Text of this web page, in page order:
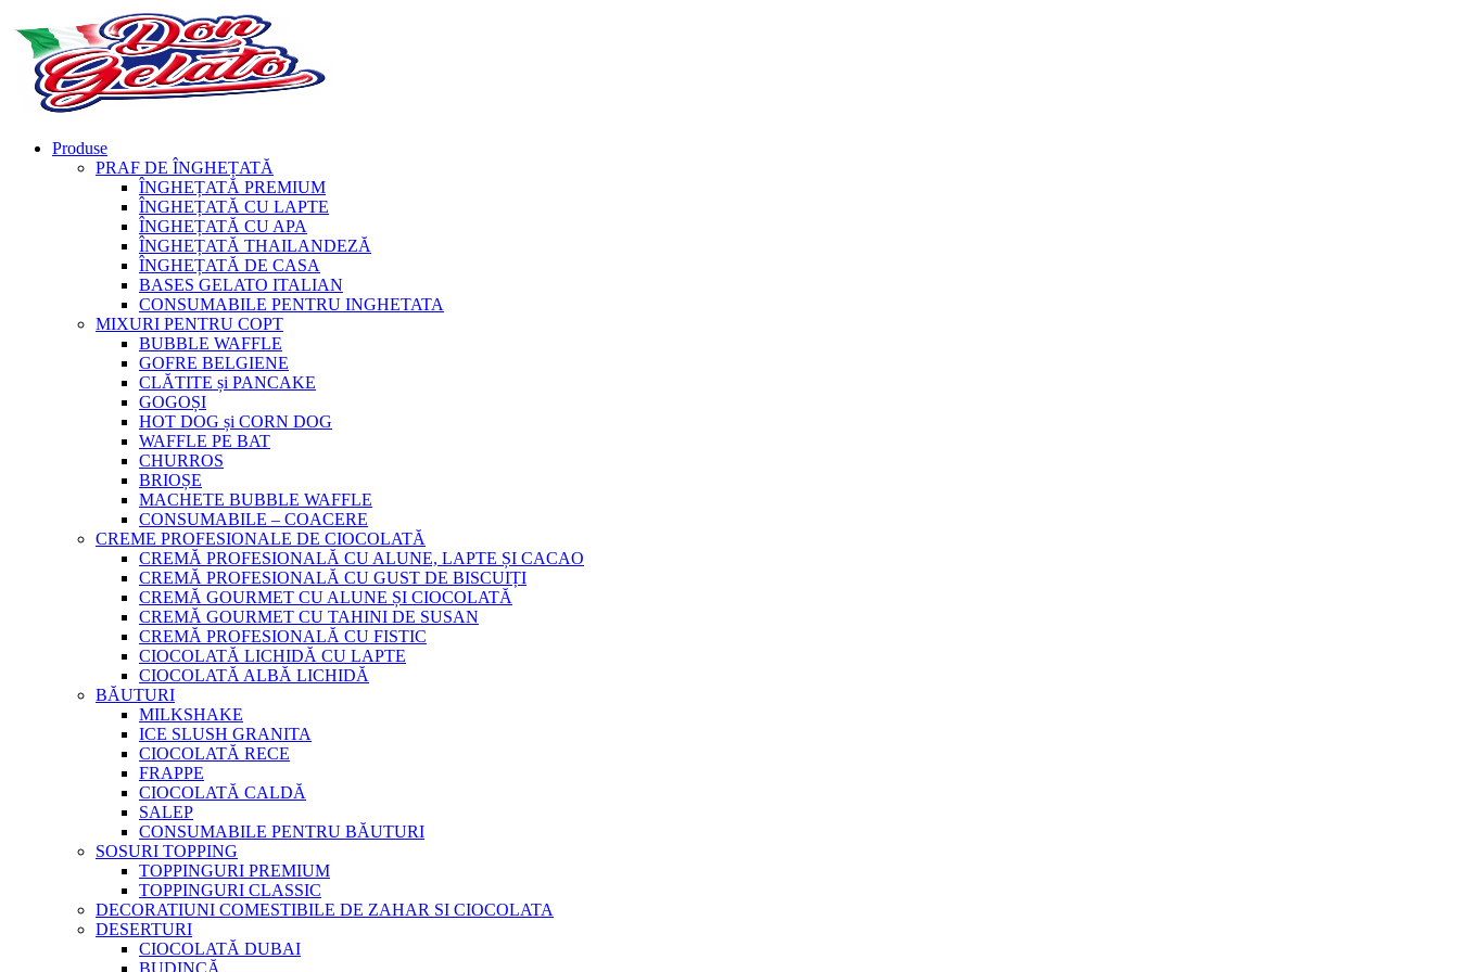
Produse
PRAF DE ÎNGHEȚATĂ
ÎNGHEȚATĂ PREMIUM
ÎNGHEȚATĂ CU LAPTE
ÎNGHEȚATĂ CU APA
ÎNGHEȚATĂ THAILANDEZĂ
ÎNGHEȚATĂ DE CASA
BASES GELATO ITALIAN
CONSUMABILE PENTRU INGHETATA
MIXURI PENTRU COPT
BUBBLE WAFFLE
GOFRE BELGIENE
CLĂTITE și PANCAKE
GOGOȘI
HOT DOG și CORN DOG
WAFFLE PE BAT
CHURROS
BRIOȘE
MACHETE BUBBLE WAFFLE
CONSUMABILE – COACERE
CREME PROFESIONALE DE CIOCOLATĂ
CREMĂ PROFESIONALĂ CU ALUNE, LAPTE ȘI CACAO
CREMĂ PROFESIONALĂ CU GUST DE BISCUIȚI
CREMĂ GOURMET CU ALUNE ȘI CIOCOLATĂ
CREMĂ GOURMET CU TAHINI DE SUSAN
CREMĂ PROFESIONALĂ CU FISTIC
CIOCOLATĂ LICHIDĂ CU LAPTE
CIOCOLATĂ ALBĂ LICHIDĂ
BĂUTURI
MILKSHAKE
ICE SLUSH GRANITA
CIOCOLATĂ RECE
FRAPPE
CIOCOLATĂ CALDĂ
SALEP
CONSUMABILE PENTRU BĂUTURI
SOSURI TOPPING
TOPPINGURI PREMIUM
TOPPINGURI CLASSIC
DECORATIUNI COMESTIBILE DE ZAHAR SI CIOCOLATA
DESERTURI
CIOCOLATĂ DUBAI
BUDINCĂ